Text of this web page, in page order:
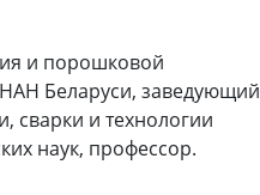
и порошковой
Беларуси, заведующий
сварки и технологии
наук, профессор.